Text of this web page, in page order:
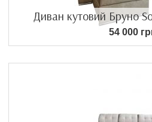
Диван кутовий Бруно
54 000